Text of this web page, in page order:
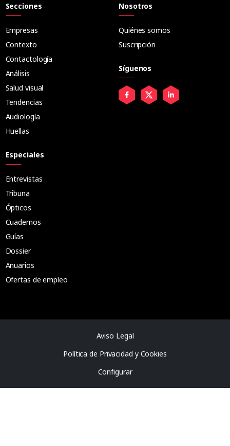
Secciones
Empresas
Contexto
Contactología
Análisis
Salud visual
Tendencias
Audiología
Huellas
Especiales
Entrevistas
Tribuna
Ópticos
Cuadernos
Guías
Dossier
Anuarios
Ofertas de empleo
Nosotros
Quiénes somos
Suscripción
Síguenos
Aviso Legal
Política de Privacidad y Cookies
Configurar